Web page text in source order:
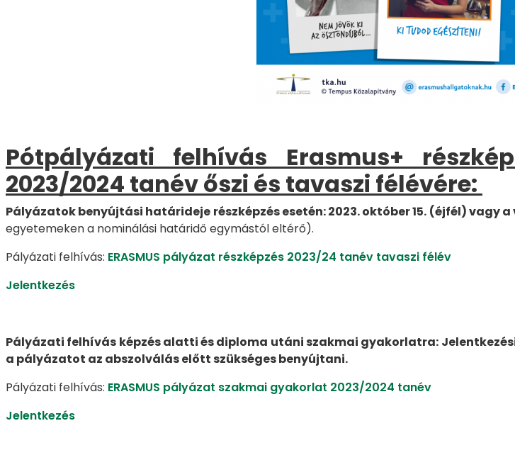
Pótpályázati felhívás Erasmus+
2023/2024 tanév őszi és tavaszi félévére:
Pályázatok benyújtási határideje részképzés esetén: 2023. október 15. (éjfél)
egyetemeken a nominálási határidő egymástól eltérő).
Pályázati felhívás: ERASMUS pályázat részképzés 2023/24 tanév tavaszi félév
Jelentkezés
Pályázati felhívás képzés alatti és diploma utáni szakmai gyakorlatra:
a pályázatot az abszolválás előtt szükséges benyújtani.
Pályázati felhívás: ERASMUS pályázat szakmai gyakorlat 2023/2024 tanév
Jelentkezés